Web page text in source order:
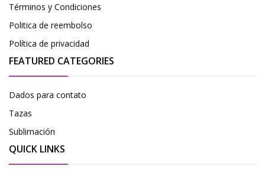
Términos y Condiciones
Politica de reembolso
Política de privacidad
FEATURED CATEGORIES
Dados para contato
Tazas
Sublimación
QUICK LINKS